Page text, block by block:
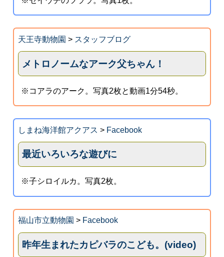
天王寺動物園 > スタッフブログ
メトロノームなアーク父ちゃん！
※コアラのアーク。写真2枚と動画1分54秒。
しまね海洋館アクアス > Facebook
最近いろいろな遊びに
※子シロイルカ。写真2枚。
福山市立動物園 > Facebook
昨年生まれたカピバラのこども。(video)